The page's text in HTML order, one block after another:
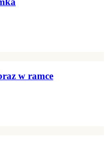
w ramce